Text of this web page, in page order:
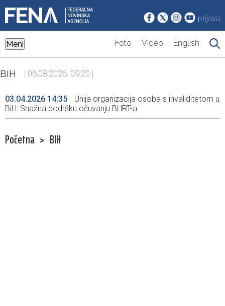
prijava
Meni Foto Video English
BIH | 06.08.2026. 09:20 |
03.04.2026 14:35
Unija organizacija osoba s invaliditetom u
BiH: Snažna podršku očuvanju BHRT-a
Početna > BIH